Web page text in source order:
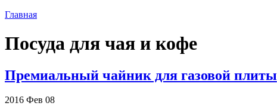
Главная
Посуда для чая и кофе
Премиальный чайник для газовой плиты
2016 Фев 08